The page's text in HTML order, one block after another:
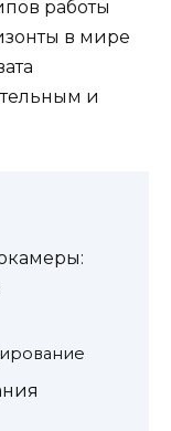
работы
в мире
и